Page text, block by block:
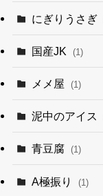
にぎりうさぎ
国産JK (1)
メメ屋 (1)
泥中のアイス
青豆腐 (1)
A極振り (1)